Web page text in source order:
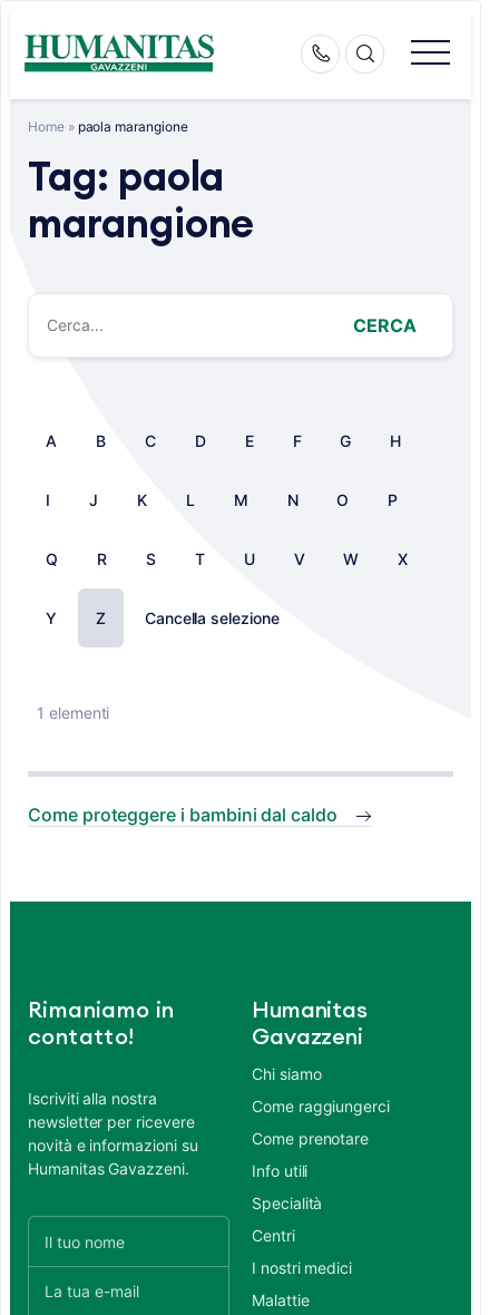
content
Home» paola marangione
Tag: paola
marangione
CERCA
A B C D E F G H
I J K L M N O P
Q R S T U V W X
Y Z Cancella selezione
1 elementi
Come proteggere i bambini dal caldo
Rimaniamo in
contatto!
Iscriviti alla nostra
newsletter per ricevere
novità e informazioni su
Humanitas Gavazzeni.
Humanitas
Gavazzeni
Chi siamo
Come raggiungerci
Come prenotare
Info utili
Specialità
Centri
I nostri medici
Malattie